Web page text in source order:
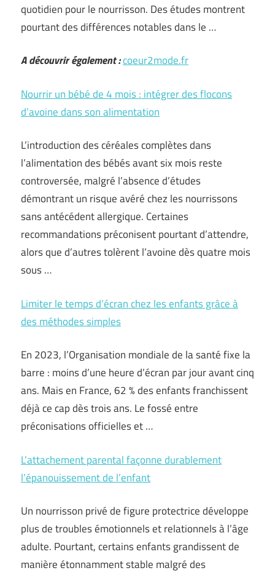
quotidien pour le nourrisson. Des études montrent
pourtant des différences notables dans le …
A découvrir également :coeur2mode.fr
Nourrir un bébé de 4 mois : intégrer des flocons
d’avoine dans son alimentation
L’introduction des céréales complètes dans
l’alimentation des bébés avant six mois reste
controversée, malgré l’absence d’études
démontrant un risque avéré chez les nourrissons
sans antécédent allergique. Certaines
recommandations préconisent pourtant d’attendre,
alors que d’autres tolèrent l’avoine dès quatre mois
sous …
Limiter le temps d’écran chez les enfants grâce à
des méthodes simples
En 2023, l’Organisation mondiale de la santé fixe la
barre : moins d’une heure d’écran par jour avant cinq
ans. Mais en France, 62 % des enfants franchissent
déjà ce cap dès trois ans. Le fossé entre
préconisations officielles et …
L’attachement parental façonne durablement
l’épanouissement de l’enfant
Un nourrisson privé de figure protectrice développe
plus de troubles émotionnels et relationnels à l’âge
adulte. Pourtant, certains enfants grandissent de
manière étonnamment stable malgré des